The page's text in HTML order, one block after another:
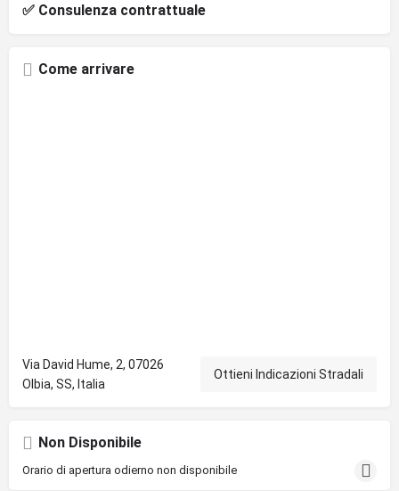
✅ Consulenza contrattuale
Come arrivare
Via David Hume, 2, 07026
Olbia, SS, Italia
Ottieni Indicazioni Stradali
Non Disponibile
Orario di apertura odierno non disponibile